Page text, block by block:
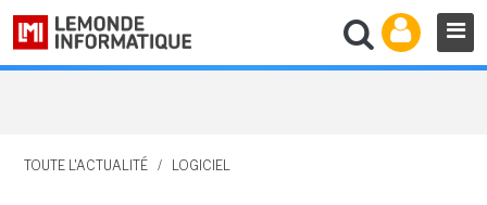
TOUTE L'ACTUALITÉ / LOGICIEL